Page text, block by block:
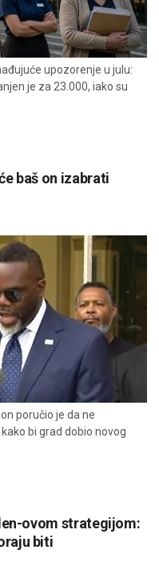
upozorenje u julu:
je za 23.000, iako su
baš on izabrati
poručio je da ne
bi grad dobio novog
ovom strategijom:
biti